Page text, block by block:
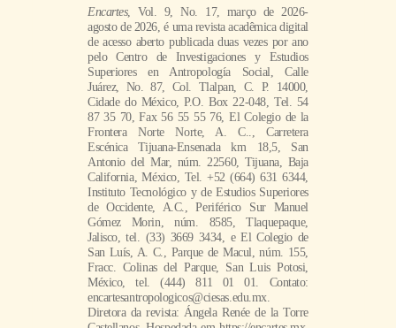
Encartes, Vol. 9, No. 17, março de 2026-
agosto de 2026, é uma revista acadêmica digital
de acesso aberto publicada duas vezes por ano
pelo Centro de Investigaciones y Estudios
Superiores en Antropología Social, Calle
Juárez, No. 87, Col. Tlalpan, C. P. 14000,
Cidade do México, P.O. Box 22-048, Tel. 54
87 35 70, Fax 56 55 55 76, El Colegio de la
Frontera Norte Norte, A. C.., Carretera
Escénica Tijuana-Ensenada km 18,5, San
Antonio del Mar, núm. 22560, Tijuana, Baja
California, México, Tel. +52 (664) 631 6344,
Instituto Tecnológico y de Estudios Superiores
de Occidente, A.C., Periférico Sur Manuel
Gómez Morin, núm. 8585, Tlaquepaque,
Jalisco, tel. (33) 3669 3434, e El Colegio de
San Luís, A. C., Parque de Macul, núm. 155,
Fracc. Colinas del Parque, San Luis Potosi,
México, tel. (444) 811 01 01. Contato:
encartesantropologicos@ciesas.edu.mx.
Diretora da revista: Ángela Renée de la Torre